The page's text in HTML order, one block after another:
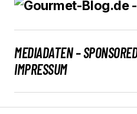
MEDIADATEN –
IMPRESSUM